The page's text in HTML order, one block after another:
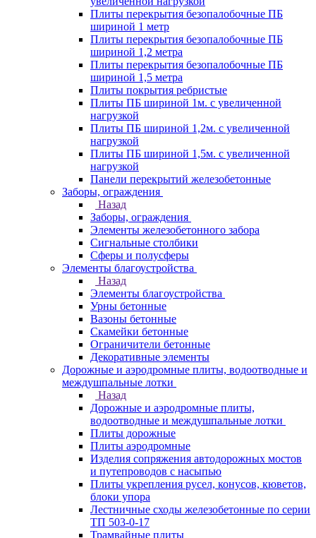
Плиты перекрытия безопалобочные ПБ
шириной 1 метр
Плиты перекрытия безопалобочные ПБ
шириной 1,2 метра
Плиты перекрытия безопалобочные ПБ
шириной 1,5 метра
Плиты покрытия ребристые
Плиты ПБ шириной 1м. с увеличенной
нагрузкой
Плиты ПБ шириной 1,2м. с увеличенной
нагрузкой
Плиты ПБ шириной 1,5м. с увеличенной
нагрузкой
Панели перекрытий железобетонные
Заборы, ограждения
Назад
Заборы, ограждения
Элементы железобетонного забора
Сигнальные столбики
Сферы и полусферы
Элементы благоустройства
Назад
Элементы благоустройства
Урны бетонные
Вазоны бетонные
Скамейки бетонные
Ограничители бетонные
Декоративные элементы
Дорожные и аэродромные плиты, водоотводные и
междушпальные лотки
Назад
Дорожные и аэродромные плиты,
водоотводные и междушпальные лотки
Плиты дорожные
Плиты аэродромные
Изделия сопряжения автодорожных мостов
и путепроводов с насыпью
Плиты укрепления русел, конусов, кюветов,
блоки упора
Лестничные сходы железобетонные по серии
ТП 503-0-17
Трамвайные плиты